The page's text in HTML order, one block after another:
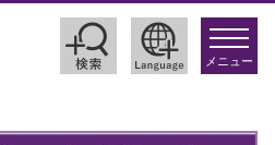
toggle
メニュー